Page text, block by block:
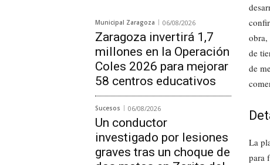
Municipal Zaragoza 06/08/2026
Zaragoza invertirá 1,7
millones en la Operación
Coles 2026 para mejorar
58 centros educativos
Sucesos 06/08/2026
Un conductor
investigado por lesiones
graves tras un choque de
obra,
de
de
La
para